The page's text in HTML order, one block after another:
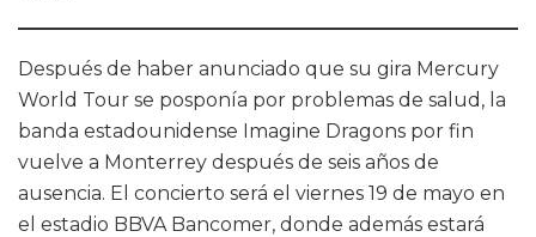
Después de haber anunciado que su gira Mercury
World Tour se posponía por problemas de salud, la
banda estadounidense Imagine Dragons por fin
vuelve a Monterrey después de seis años de
ausencia. El concierto será el viernes 19 de mayo en
el estadio BBVA Bancomer, donde además estará